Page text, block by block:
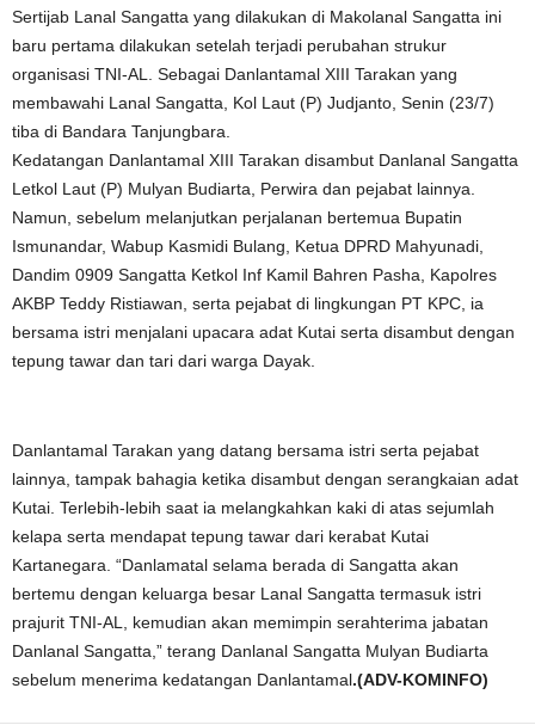
Sertijab Lanal Sangatta yang dilakukan di Makolanal Sangatta ini
baru pertama dilakukan setelah terjadi perubahan strukur
organisasi TNI-AL. Sebagai Danlantamal XIII Tarakan yang
membawahi Lanal Sangatta, Kol Laut (P) Judjanto, Senin (23/7)
tiba di Bandara Tanjungbara.
Kedatangan Danlantamal XIII Tarakan disambut Danlanal Sangatta
Letkol Laut (P) Mulyan Budiarta, Perwira dan pejabat lainnya.
Namun, sebelum melanjutkan perjalanan bertemua Bupatin
Ismunandar, Wabup Kasmidi Bulang, Ketua DPRD Mahyunadi,
Dandim 0909 Sangatta Ketkol Inf Kamil Bahren Pasha, Kapolres
AKBP Teddy Ristiawan, serta pejabat di lingkungan PT KPC, ia
bersama istri menjalani upacara adat Kutai serta disambut dengan
tepung tawar dan tari dari warga Dayak.
Danlantamal Tarakan yang datang bersama istri serta pejabat
lainnya, tampak bahagia ketika disambut dengan serangkaian adat
Kutai. Terlebih-lebih saat ia melangkahkan kaki di atas sejumlah
kelapa serta mendapat tepung tawar dari kerabat Kutai
Kartanegara. “Danlamatal selama berada di Sangatta akan
bertemu dengan keluarga besar Lanal Sangatta termasuk istri
prajurit TNI-AL, kemudian akan memimpin serahterima jabatan
Danlanal Sangatta,” terang Danlanal Sangatta Mulyan Budiarta
sebelum menerima kedatangan Danlantamal.(ADV-KOMINFO)